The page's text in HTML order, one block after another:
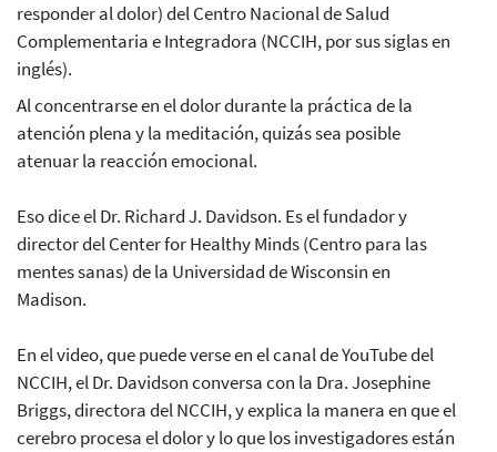
responder al dolor) del Centro Nacional de Salud
Complementaria e Integradora (NCCIH, por sus siglas en
inglés).
Al concentrarse en el dolor durante la práctica de la
atención plena y la meditación, quizás sea posible
atenuar la reacción emocional.
Eso dice el Dr. Richard J. Davidson. Es el fundador y
director del Center for Healthy Minds (Centro para las
mentes sanas) de la Universidad de Wisconsin en
Madison.
En el video, que puede verse en el canal de YouTube del
NCCIH, el Dr. Davidson conversa con la Dra. Josephine
Briggs, directora del NCCIH, y explica la manera en que el
cerebro procesa el dolor y lo que los investigadores están